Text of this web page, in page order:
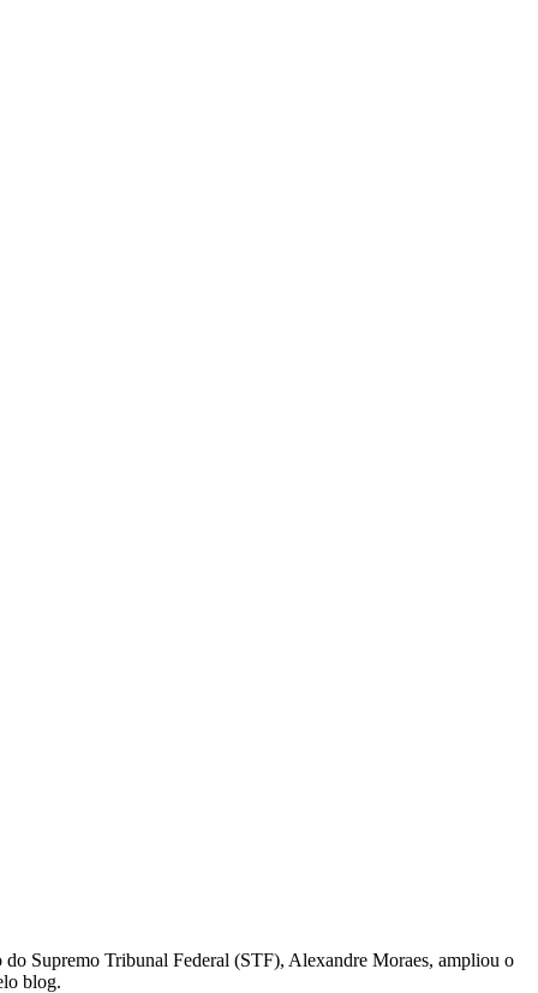
Supremo Tribunal Federal (STF), Alexandre Moraes, ampliou o
blog.